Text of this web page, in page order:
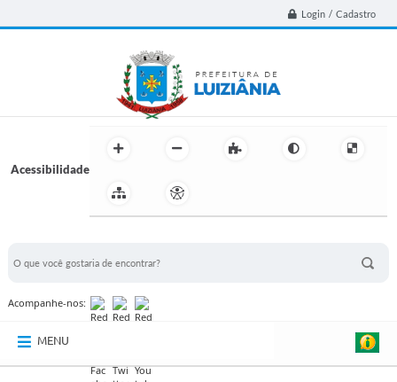
Login / Cadastro
Acessibilidade
Acompanhe-nos:
MENU